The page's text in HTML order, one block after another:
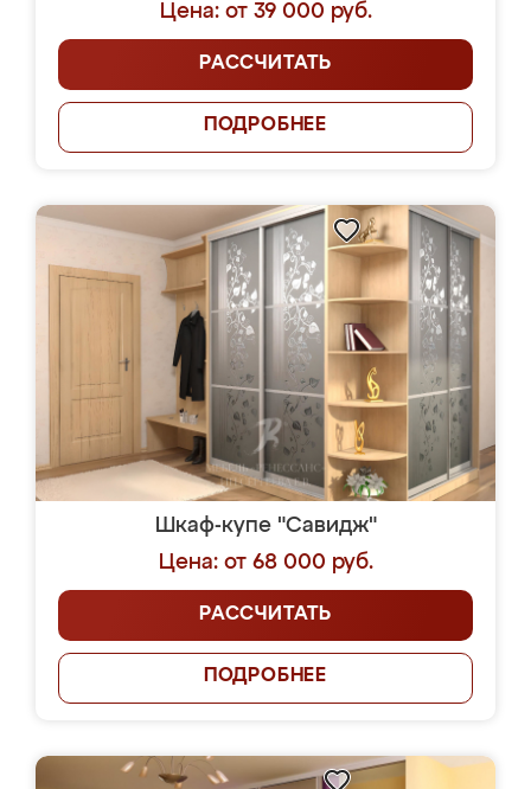
Цена: от 39 000 руб.
РАССЧИТАТЬ
ПОДРОБНЕЕ
Шкаф-купе "Савидж"
Цена: от 68 000 руб.
РАССЧИТАТЬ
ПОДРОБНЕЕ